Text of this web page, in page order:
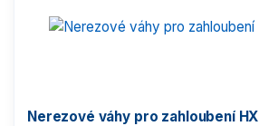
Váhy s certifikací ATEX
Nerezové váhy pro zahloubení